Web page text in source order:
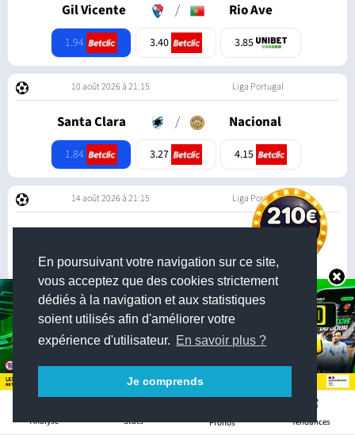
En poursuivant votre navigation sur ce site,
vous acceptez que des cookies strictement
dédiés à la navigation et aux statistiques
soient utilisés afin d'améliorer votre
expérience d'utilisateur. En savoir plus ?
Je comprends
Analyse Stats Pronos Tendances
Gil Vicente / Rio Ave
1.94 3.40 3.85
10 août 2026 à 21:15 Liga Portugal
Santa Clara / Nacional
1.84 3.27 4.15
14 août 2026 à 21:15 Liga Portugal
1.16 6.60 12.00
> Voir tous les matchs